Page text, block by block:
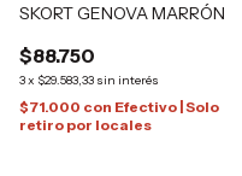
SKORT GENOVA MARRÓN
$88.750
3x $29.583,33 sin interés
$71.000 con Efectivo | Solo
retiro por locales